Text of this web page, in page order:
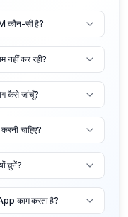
कौन-सी है?
नहीं कर रही?
कैसे जांचूँ?
चाहिए?
चुनें?
काम करता है?